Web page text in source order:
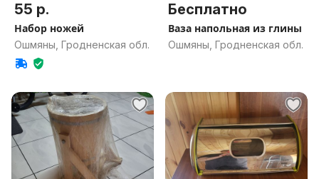
55 р.
Набор ножей
Ошмяны, Гродненская обл.
Бесплатно
Ваза напольная из глины
Ошмяны, Гродненская обл.